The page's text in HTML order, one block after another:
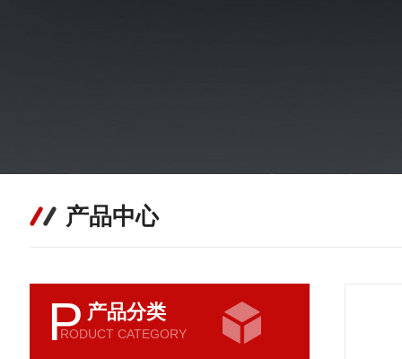
产品中心
P 产品分类
RODUCT CATEGORY